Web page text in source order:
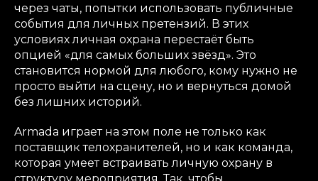
через чаты, попытки использовать публичные
события для личных претензий. В этих
условиях личная охрана перестаёт быть
опцией «для самых больших звёзд». Это
становится нормой для любого, кому нужно не
просто выйти на сцену, но и вернуться домой
без лишних историй.
Armada играет на этом поле не только как
поставщик телохранителей, но и как команда,
которая умеет встраивать личную охрану в
структуру мероприятия. Так, чтобы